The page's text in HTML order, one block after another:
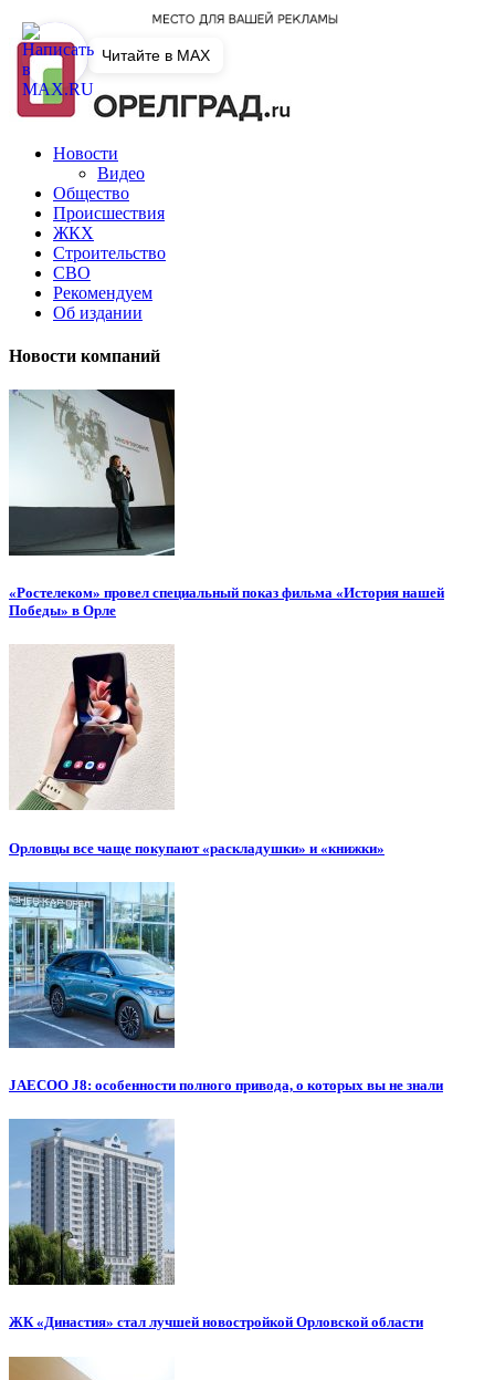
Новости
Видео
Общество
Происшествия
ЖКХ
Строительство
СВО
Рекомендуем
Об издании
Новости компаний
«Ростелеком» провел специальный показ фильма «История нашей
Победы» в Орле
Орловцы все чаще покупают «раскладушки» и «книжки»
JAECOO J8: особенности полного привода, о которых вы не знали
ЖК «Династия» стал лучшей новостройкой Орловской области
Читайте в MAX